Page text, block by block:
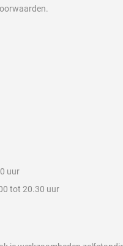
uur
tot 20.30 uur